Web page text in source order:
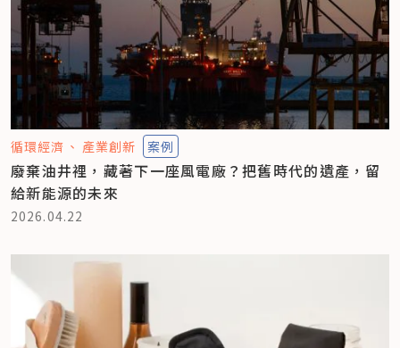
循環經濟 產業創新 案例
廢棄油井裡，藏著下一座風電廠？把舊時代的遺產，留
給新能源的未來
2026.04.22